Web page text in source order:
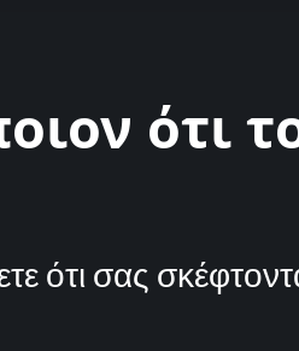
ότι
ότι σας